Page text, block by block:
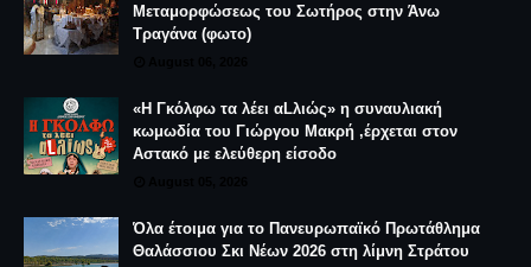
Μεταμορφώσεως του Σωτήρος στην Άνω
Τραγάνα (φωτο)
«Η Γκόλφω τα λέει αLλιώς» η συναυλιακή
κωμωδία του Γιώργου Μακρή ,έρχεται στον
Αστακό με ελεύθερη είσοδο
Όλα έτοιμα για το Πανευρωπαϊκό Πρωτάθλημα
Θαλάσσιου Σκι Νέων 2026 στη λίμνη Στράτου